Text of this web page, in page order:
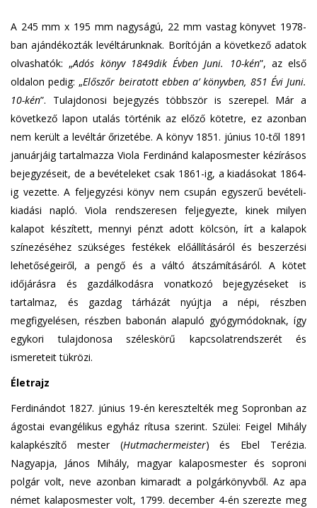
A 245 mm x 195 mm nagyságú, 22 mm vastag könyvet 1978-
ban ajándékozták levéltárunknak. Borítóján a következő adatok
olvashatók: „Adós könyv 1849dik Évben Juni. 10-kén”, az első
oldalon pedig: „Előszőr beiratott ebben a’ könyvben, 851 Évi Juni.
10-kén”. Tulajdonosi bejegyzés többször is szerepel. Már a
következő lapon utalás történik az előző kötetre, ez azonban
nem került a levéltár őrizetébe. A könyv 1851. június 10-től 1891
januárjáig tartalmazza Viola Ferdinánd kalaposmester kézírásos
bejegyzéseit, de a bevételeket csak 1861-ig, a kiadásokat 1864-
ig vezette. A feljegyzési könyv nem csupán egyszerű bevételi-
kiadási napló. Viola rendszeresen feljegyezte, kinek milyen
kalapot készített, mennyi pénzt adott kölcsön, írt a kalapok
színezéséhez szükséges festékek előállításáról és beszerzési
lehetőségeiről, a pengő és a váltó átszámításáról. A kötet
időjárásra és gazdálkodásra vonatkozó bejegyzéseket is
tartalmaz, és gazdag tárházát nyújtja a népi, részben
megfigyelésen, részben babonán alapuló gyógymódoknak, így
egykori tulajdonosa széleskörű kapcsolatrendszerét és
ismereteit tükrözi.
Életrajz
Ferdinándot 1827. június 19-én keresztelték meg Sopronban az
ágostai evangélikus egyház rítusa szerint. Szülei: Feigel Mihály
kalapkészítő mester (Hutmachermeister) és Ebel Terézia.
Nagyapja, János Mihály, magyar kalaposmester és soproni
polgár volt, neve azonban kimaradt a polgárkönyvből. Az apa
német kalaposmester volt, 1799. december 4-én szerezte meg